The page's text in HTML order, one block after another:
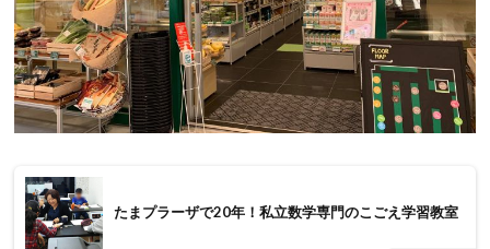
たまプラーザで20年！私立数学専門のこごえ学習教室